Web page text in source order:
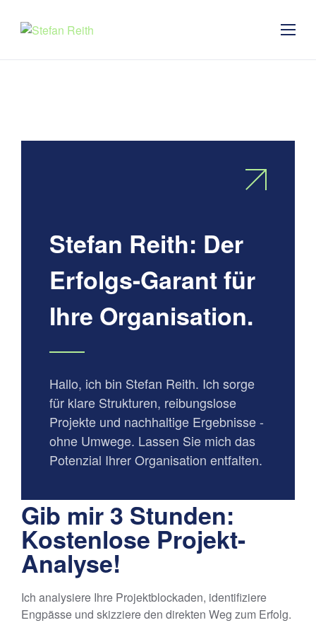
Stefan Reith: Der
Erfolgs-Garant für
Ihre Organisation.
Hallo, ich bin Stefan Reith. Ich sorge
für klare Strukturen, reibungslose
Projekte und nachhaltige Ergebnisse -
ohne Umwege. Lassen Sie mich das
Potenzial Ihrer Organisation entfalten.
Gib mir 3 Stunden:
Kostenlose Projekt-
Analyse!
Ich analysiere Ihre Projektblockaden, identifiziere
Engpässe und skizziere den direkten Weg zum Erfolg.